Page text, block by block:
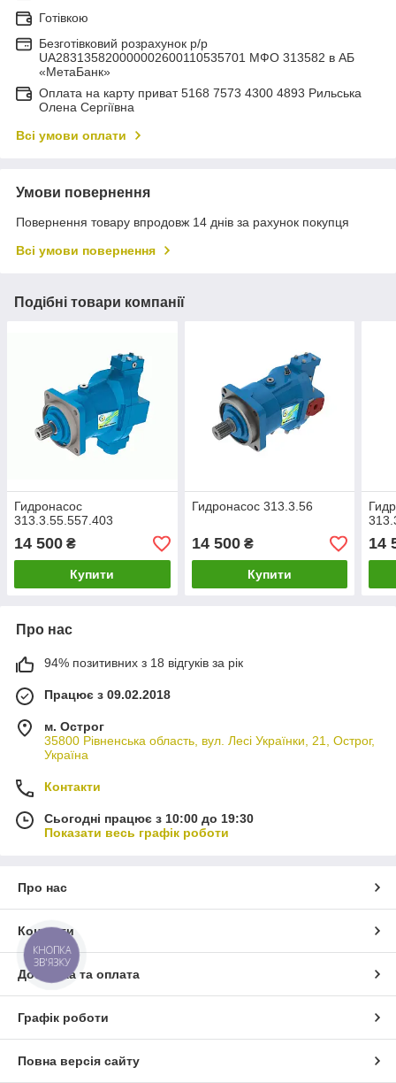
Готівкою
Безготівковий розрахунок р/р
UA283135820000002600110535701 МФО 313582 в АБ
«МетаБанк»
Оплата на карту приват 5168 7573 4300 4893 Рильська
Олена Сергіївна
Всі умови оплати
Умови повернення
Повернення товару впродовж 14 днів за рахунок покупця
Всі умови повернення
Подібні товари компанії
Гидронасос
313.3.55.557.403
14 500 ₴
Купити
Гидронасос 313.3.56
14 500₴
Купити
14
Про нас
94% позитивних з 18 відгуків за рік
Працює з 09.02.2018
м. Острог
35800 Рівненська область, вул. Лесі Українки, 21, Острог,
Україна
Контакти
Сьогодні працює з 10:00 до 19:30
Показати весь графік роботи
Про нас
Контакти
Доставка та оплата
Графік роботи
Повна версія сайту
КНОПКА
ЗВ'ЯЗКУ